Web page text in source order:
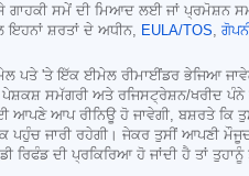
ਗਾਹਕੀ ਸਮੇਂ ਦੀ ਮਿਆਦ ਲਈ ਜਾਂ ਪ੍ਰਮੋਸ਼ਨ
ਇਹਨਾਂ ਸ਼ਰਤਾਂ ਦੇ ਅਧੀਨ, EULA/TOS,
ਪਤੇ 'ਤੇ ਇੱਕ ਈਮੇਲ ਰੀਮਾਈਂਡਰ ਭੇਜਿਆ
ਸਮੱਗਰੀ ਅਤੇ ਰਜਿਸਟ੍ਰੇਸ਼ਨ/ਖਰੀਦ
ਆਪ ਰੀਨਿਊ ਹੋ ਜਾਵੇਗੀ, ਬਸ਼ਰਤੇ ਕਿ
ਜਾਰੀ ਰਹੇਗੀ। ਜੇਕਰ ਤੁਸੀਂ ਆਪਣੀ
ਦੀ ਪ੍ਰਕਿਰਿਆ ਹੋ ਜਾਂਦੀ ਹੈ ਤਾਂ